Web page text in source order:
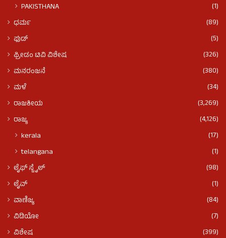
PAKISTHANA
(1)
ಧರ್ಮ
(89)
ಫುಡ್​​
(5)
ಫ್ರೀಡಂ ಟಿವಿ ವಿಶೇಷ
(326)
ಮನರಂಜನೆ
(380)
ಮಳೆ
(34)
ರಾಜಕೀಯ
(3,269)
ರಾಜ್ಯ
(4,126)
kerala
(17)
telangana
(1)
ಲೈಫ್ ಸ್ಟೈಲ್
(98)
ಲೈವ್
(1)
ವಾಣಿಜ್ಯ
(84)
ವಿಡಿಯೋ
(7)
ವಿಶೇಷ
(399)